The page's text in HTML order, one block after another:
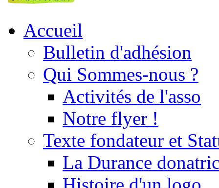
Accueil
Bulletin d'adhésion
Qui Sommes-nous ?
Activités de l'asso
Notre flyer !
Texte fondateur et
La Durance